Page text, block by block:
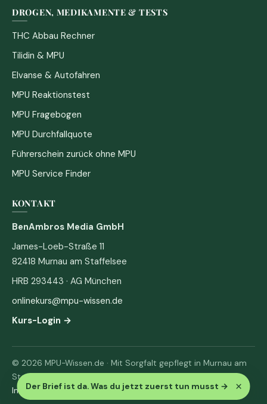
Der Brief ist da. Was du jetzt zuerst tun musst → ×
DROGEN, MEDIKAMENTE & TESTS
THC Abbau Rechner
Tilidin & MPU
Elvanse & Autofahren
MPU Reaktionstest
MPU Fragebogen
MPU Durchfallquote
Führerschein zurück ohne MPU
MPU Service Finder
KONTAKT
BenAmbros Media GmbH
James-Loeb-Straße 11
82418 Murnau am Staffelsee
HRB 293443 · AG München
onlinekurs@mpu-wissen.de
Kurs-Login →
© 2026 MPU-Wissen.de · Mit Sorgfalt gepflegt in Murnau am
Staffelsee
Impressum· Datenschutz & AGB